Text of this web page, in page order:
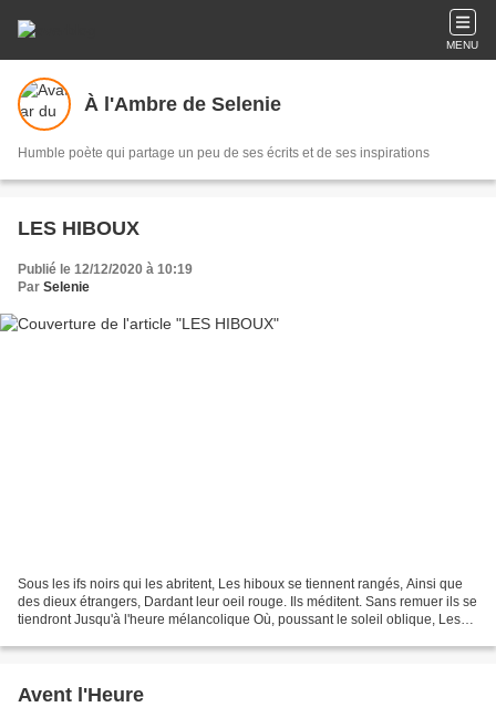
MENU
À l'Ambre de Selenie
Humble poète qui partage un peu de ses écrits et de ses inspirations
LES HIBOUX
Publié le 12/12/2020 à 10:19
Par Selenie
Sous les ifs noirs qui les abritent, Les hiboux se tiennent rangés, Ainsi que
des dieux étrangers, Dardant leur oeil rouge. Ils méditent. Sans remuer ils se
tiendront Jusqu'à l'heure mélancolique Où, poussant le soleil oblique, Les
Avent l'Heure